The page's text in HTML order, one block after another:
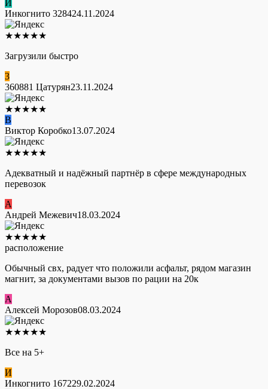
И
Инкогнито 328424.11.2024
★★★★★
Загрузили быстро
3
360881 Цатурян23.11.2024
★★★★★
В
Виктор Коробко13.07.2024
★★★★★
Адекватный и надёжный партнёр в сфере международных
перевозок
А
Андрей Межевич18.03.2024
★★★★★
расположение
Обычный свх, радует что положили асфальт, рядом магазин
магнит, за документами вызов по рации на 20к
А
Алексей Морозов08.03.2024
★★★★★
Все на 5+
И
Инкогнито 167229.02.2024